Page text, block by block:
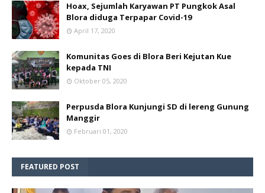
Hoax, Sejumlah Karyawan PT Pungkok Asal
Blora diduga Terpapar Covid-19
April 17, 2020
Komunitas Goes di Blora Beri Kejutan Kue
kepada TNI
Oktober 05, 2020
Perpusda Blora Kunjungi SD di lereng Gunung
Manggir
Februari 01, 2020
FEATURED POST